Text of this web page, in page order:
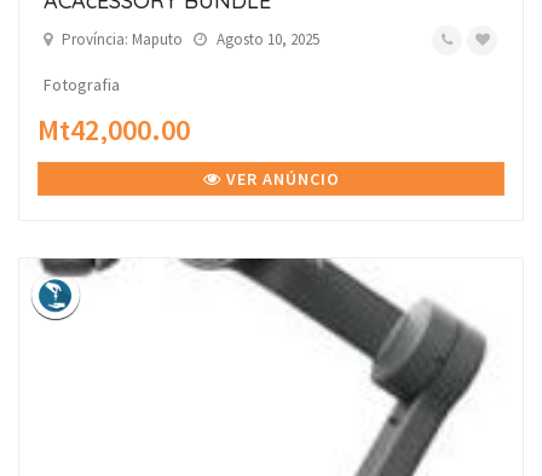
Província: Maputo Agosto 10, 2025
Fotografia
Mt42,000.00
VER ANÚNCIO